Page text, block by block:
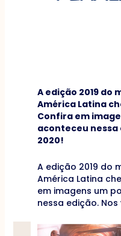
A edição 2019 do
América Latina
Confira em
aconteceu nessa
2020!
A edição 2019 do
América Latina
em imagens um
nessa edição.